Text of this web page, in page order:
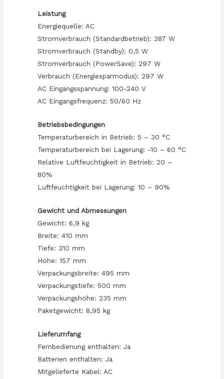
Leistung
Energiequelle: AC
Stromverbrauch (Standardbetrieb): 387 W
Stromverbrauch (Standby): 0,5 W
Stromverbrauch (PowerSave): 297 W
Verbrauch (Energiesparmodus): 297 W
AC Eingangsspannung: 100-240 V
AC Eingangsfrequenz: 50/60 Hz
Betriebsbedingungen
Temperaturbereich in Betrieb: 5 – 30 °C
Temperaturbereich bei Lagerung: -10 – 60 °C
Relative Luftfeuchtigkeit in Betrieb: 20 –
80%
Luftfeuchtigkeit bei Lagerung: 10 – 90%
Gewicht und Abmessungen
Gewicht: 6,9 kg
Breite: 410 mm
Tiefe: 310 mm
Höhe: 157 mm
Verpackungsbreite: 495 mm
Verpackungstiefe: 500 mm
Verpackungshöhe: 235 mm
Paketgewicht: 8,95 kg
Lieferumfang
Fernbedienung enthalten: Ja
Batterien enthalten: Ja
Mitgelieferte Kabel: AC